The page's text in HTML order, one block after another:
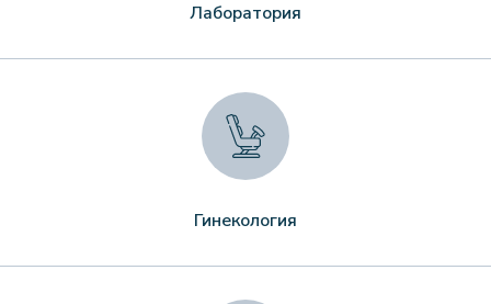
Лаборатория
Гинекология